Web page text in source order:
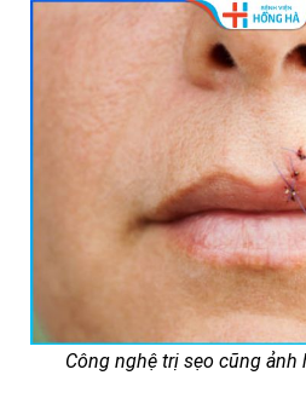
Công nghệ trị sẹo cũng